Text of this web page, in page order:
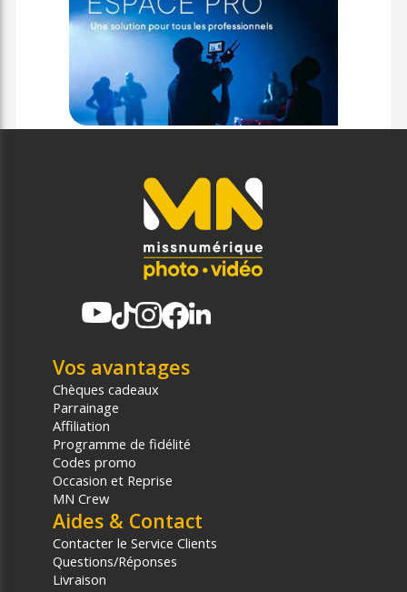
Vos avantages
Chèques cadeaux
Parrainage
Affiliation
Programme de fidélité
Codes promo
Occasion et Reprise
MN Crew
Aides & Contact
Contacter le Service Clients
Questions/Réponses
Livraison